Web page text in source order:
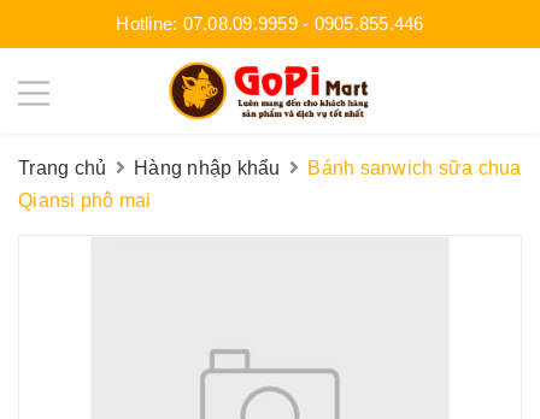
Hotline: 07.08.09.9959- 0905.855.446
Trang chủ Hàng nhập khẩu
Bánh sanwich sữa chua
Qiansi phô mai